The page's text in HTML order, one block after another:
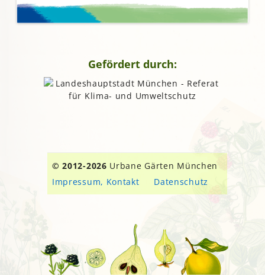
Gefördert durch:
© 2012-2026 Urbane Gärten München
Impressum, Kontakt
Datenschutz